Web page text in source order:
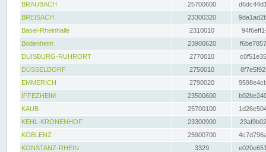
BRAUBACH
25700600
BREISACH
23300320
Basel-Rheinhalle
2310010
Bodenheim
23900620
DUISBURG-RUHRORT
2770010
DÜSSELDORF
2750010
EMMERICH
2790020
IFFEZHEIM
23500600
KAUB
25700100
KEHL-KRONENHOF
23300900
KOBLENZ
25900700
KONSTANZ-RHEIN
3329